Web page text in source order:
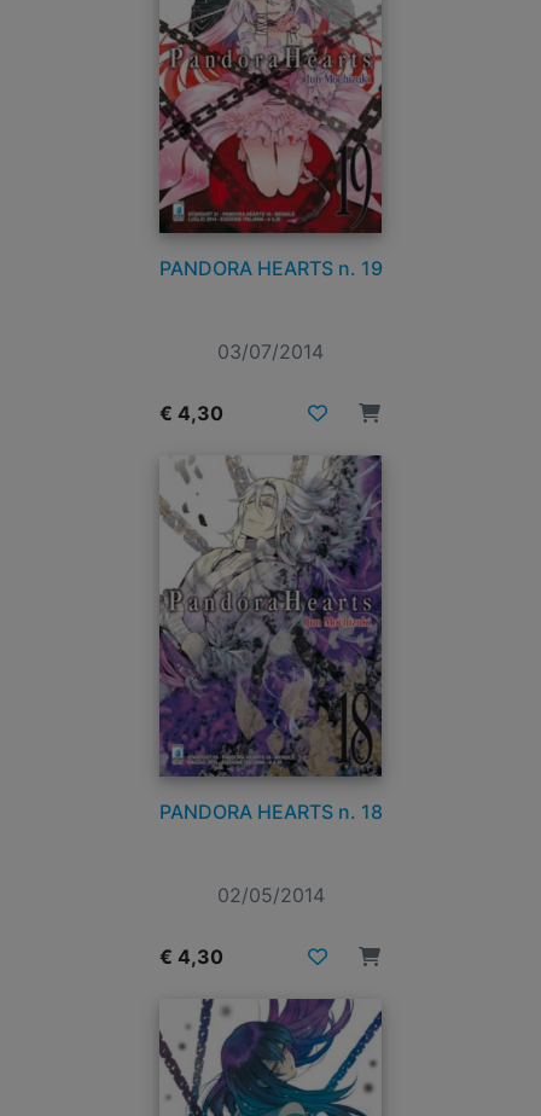
PANDORA HEARTS n. 19
03/07/2014
€ 4,30
PANDORA HEARTS n. 18
02/05/2014
€ 4,30